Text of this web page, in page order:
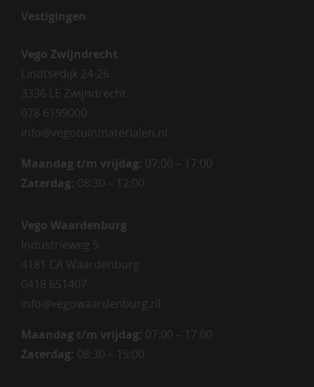
Vestigingen
Vego Zwijndrecht
Lindtsedijk 24-26
3336 LE Zwijndrecht
078 6199000
info@vegotuinmaterialen.nl
Maandag t/m vrijdag: 07:00 – 17:00
Zaterdag: 08:30 – 12:00
Vego Waardenburg
Industrieweg 5
4181 CA Waardenburg
0418 651407
info@vegowaardenburg.nl
Maandag t/m vrijdag: 07:00 – 17:00
Zaterdag: 08:30 – 15:00